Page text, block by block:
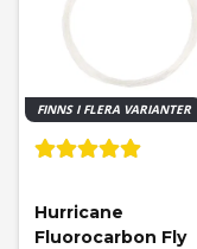
FINNS I FLERA VARIANTER
Hurricane
Fluorocarbon Fly